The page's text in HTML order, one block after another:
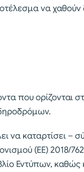
να χαθούν
που ορίζονται
να καταρτίσει –
(ΕΕ) 2018/
Εντύπων, καθώς